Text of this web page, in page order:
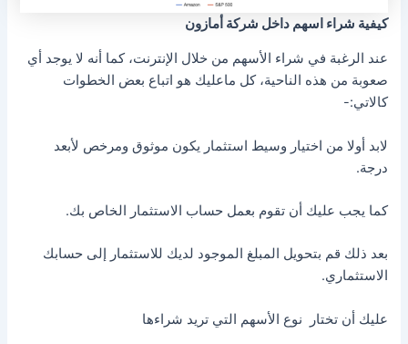
كيفية شراء اسهم داخل شركة أمازون
عند الرغبة في شراء الأسهم من خلال الإنترنت، كما أنه لا يوجد أي
صعوبة من هذه الناحية، كل ماعليك هو اتباع بعض الخطوات
كالاتي:-
لابد أولا من اختيار وسيط استثمار يكون موثوق ومرخص لأبعد
درجة.
كما يجب عليك أن تقوم بعمل حساب الاستثمار الخاص بك.
بعد ذلك قم بتحويل المبلغ الموجود لديك للاستثمار إلى حسابك
الاستثماري.
عليك أن تختار نوع الأسهم التي تريد شراءها